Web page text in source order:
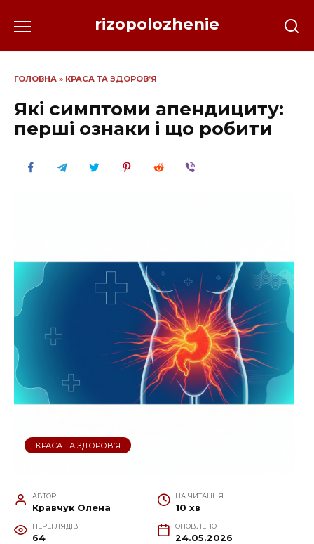
до
rizopolozhenie
ГОЛОВНА » КРАСА ТА ЗДОРОВ’Я
Які симптоми апендициту:
перші ознаки і що робити
КРАСА ТА ЗДОРОВ’Я
АВТОР
Кравчук Олена
НА ЧИТАННЯ
10 хв
ПЕРЕГЛЯДІВ
64
ОНОВЛЕНО
24.05.2026